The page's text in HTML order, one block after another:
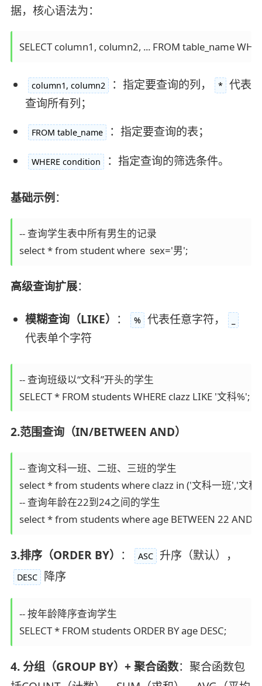
据，核心语法为：
SELECT column1, column2, ... FROM table_name
column1, column2 ：指定要查询的列， * 代表
查询所有列；
FROM table_name ：指定要查询的表；
WHERE condition ：指定查询的筛选条件。
基础示例：
-- 查询学生表中所有男生的记录
select * from student where  sex='男';
高级查询扩展：
模糊查询（LIKE） ： % 代表任意字符，
代表单个字符
-- 查询班级以“文科”开头的学生
SELECT * FROM students WHERE clazz LIKE '文科%';
2.范围查询（IN/BETWEEN AND）
-- 查询文科一班、二班、三班的学生
select * from students where clazz in ('文科一班','文科
-- 查询年龄在22到24之间的学生
select * from students where age BETWEEN 22 AND
3.排序（ORDER BY） ： ASC 升序（默认），
DESC 降序
-- 按年龄降序查询学生
SELECT * FROM students ORDER BY age DESC;
4. 分组（GROUP BY）+ 聚合函数：聚合函数包